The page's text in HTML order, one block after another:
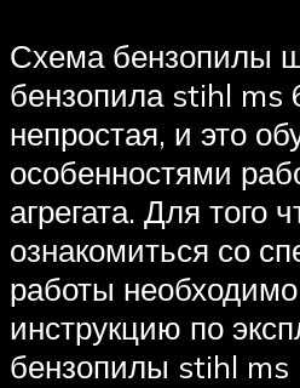
Схема бензопилы
бензопила stihl ms
непростая, и это
особенностями
агрегата. Для того
ознакомиться со
работы
инструкцию по
бензопилы stihl ms